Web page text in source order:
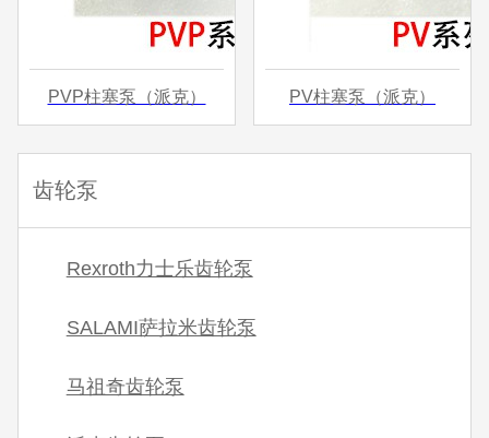
PVP柱塞泵（派克） PV柱塞泵（派克）
齿轮泵
Rexroth力士乐齿轮泵
SALAMI萨拉米齿轮泵
马祖奇齿轮泵